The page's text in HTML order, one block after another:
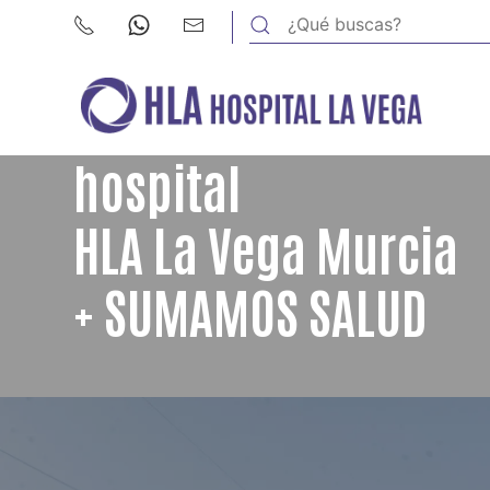
hospital
HLA La Vega Murcia
+ SUMAMOS SALUD